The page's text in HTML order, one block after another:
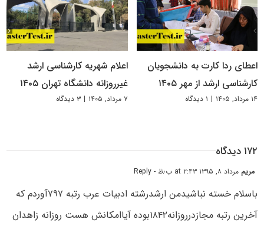
اعطای ردا کارت به دانشجویان
کارشناسی ارشد از مهر ۱۴۰۵
۱۴ مرداد, ۱۴۰۵ | ۱ دیدگاه
اعلام شهریه کارشناسی ارشد
غیرروزانه دانشگاه تهران ۱۴۰۵
۷ مرداد, ۱۴۰۵ | ۳ دیدگاه
۱۷۲ دیدگاه
مریم مرداد ۸, ۱۳۹۵ at ۲:۴۳ ب٫ظ - Reply
باسلام خسته نباشیدمن ارشدرشته ادبیات عرب رتبه ۷۹۷آوردم که
آخرین رتبه مجازدرروزانه۱۸۴۲بوده آیاامکانش هست روزانه زاهدان